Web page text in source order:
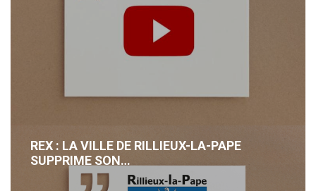
REX : LA VILLE DE RILLIEUX-LA-PAPE
SUPPRIME SON…